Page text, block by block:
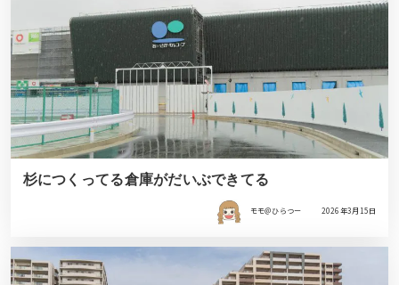
杉につくってる倉庫がだいぶできてる
モモ＠ひらつー 2026年3月15日